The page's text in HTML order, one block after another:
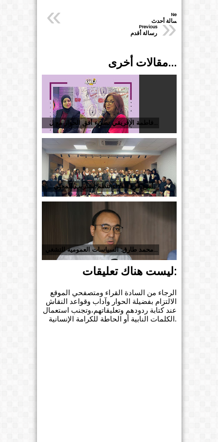
« Next
رسالة أحدث
»
Previous
رسالة أقدم
مقالات أخرى...
أميج فرع الفداء تنظم التدريب المحلي...
ليست هناك تعليقات:
الرجاء من السادة القراء ومتصفحي الموقع
الالتزام بفضيلة الحوار وآداب وقواعد النقاش
عند كتابة ردودهم وتعليقاتهم،وتجنب استعمال
الكلمات النابية أو الحاطة للكرامة الإنسانية.